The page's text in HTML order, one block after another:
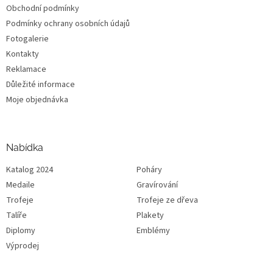
Obchodní podmínky
Podmínky ochrany osobních údajů
Fotogalerie
Kontakty
Reklamace
Důležité informace
Moje objednávka
Nabídka
Katalog 2024
Poháry
Medaile
Gravírování
Trofeje
Trofeje ze dřeva
Talíře
Plakety
Diplomy
Emblémy
Výprodej